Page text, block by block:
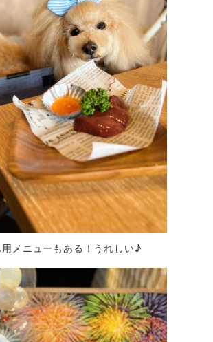
メニューもある！うれしい♪